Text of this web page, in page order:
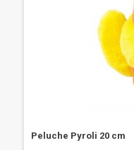
Peluche Pyroli 20 cm